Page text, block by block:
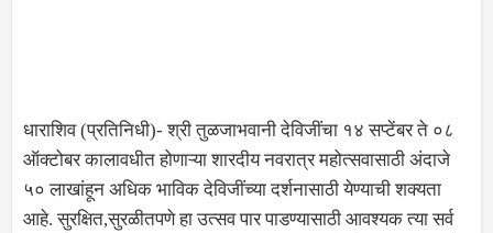
धाराशिव (प्रतिनिधी)- श्री तुळजाभवानी देविजींचा १४ सप्टेंबर ते ०८
ऑक्टोबर कालावधीत होणाऱ्या शारदीय नवरात्र महोत्सवासाठी अंदाजे
५० लाखांहून अधिक भाविक देविजींच्या दर्शनासाठी येण्याची शक्यता
आहे. सुरक्षित,सुरळीतपणे हा उत्सव पार पाडण्यासाठी आवश्यक त्या सर्व